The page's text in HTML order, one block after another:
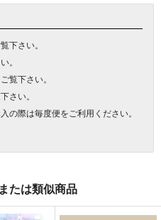
下さい。
。
覧下さい。
さい。
の際は毎度便をご利用ください。
たは類似商品